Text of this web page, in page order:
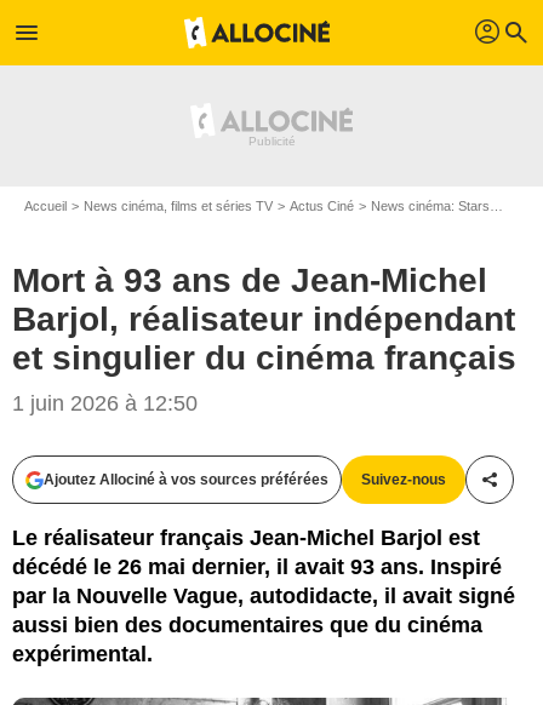
menu profil search
Accueil News cinéma, films et séries TV Actus Ciné News cinéma: Stars
Mort à 93 ans de Jean-Michel
Barjol, réalisateur indépendant
et singulier du cinéma français
1 juin 2026 à 12:50
Ajoutez Allociné à vos sources préférées Suivez-nous
Le réalisateur français Jean-Michel Barjol est
décédé le 26 mai dernier, il avait 93 ans. Inspiré
par la Nouvelle Vague, autodidacte, il avait signé
aussi bien des documentaires que du cinéma
expérimental.